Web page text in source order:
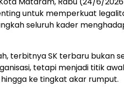
untuk memperkuat
seluruh kader
terbitnya SK terbaru bukan
tetapi menjadi titik
ke tingkat akar rumput.